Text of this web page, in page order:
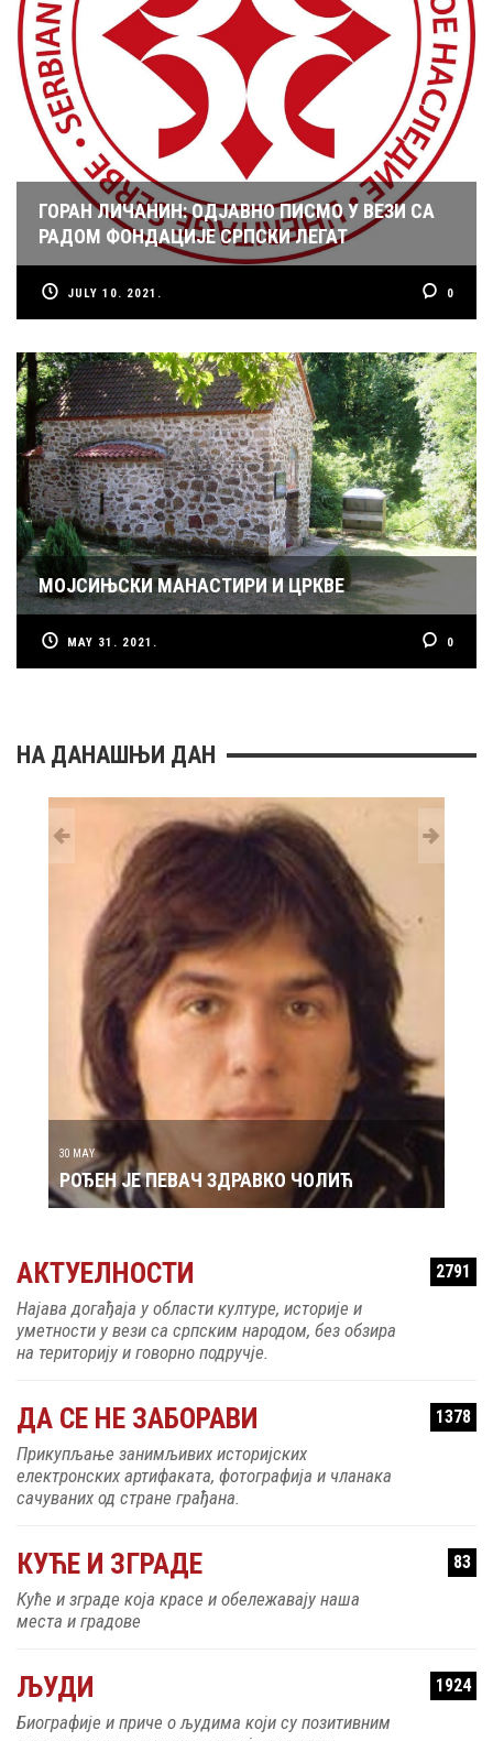
ГОРАН ЛИЧАНИН: ОДЈАВНО ПИСМО У ВЕЗИ СА
РАДОМ ФОНДАЦИЈЕ СРПСКИ ЛЕГАТ
JULY 10. 2021. 0
МОЈСИЊСКИ МАНАСТИРИ И ЦРКВЕ
MAY 31. 2021. 0
НА ДАНАШЊИ ДАН
30 MAY
РОЂЕН ЈЕ ПЕВАЧ ЗДРАВКО ЧОЛИЋ
АКТУЕЛНОСТИ 2791
Најава догађаја у области културе, историје и
уметности у вези са српским народом, без обзира
на територију и говорно подручје.
ДА СЕ НЕ ЗАБОРАВИ 1378
Прикупљање занимљивих историјских
електронских артифаката, фотографија и чланака
сачуваних од стране грађана.
КУЋЕ И ЗГРАДЕ 83
Куће и зграде која красе и обележавају наша
места и градове
ЉУДИ 1924
Биографије и приче о људима који су позитивним